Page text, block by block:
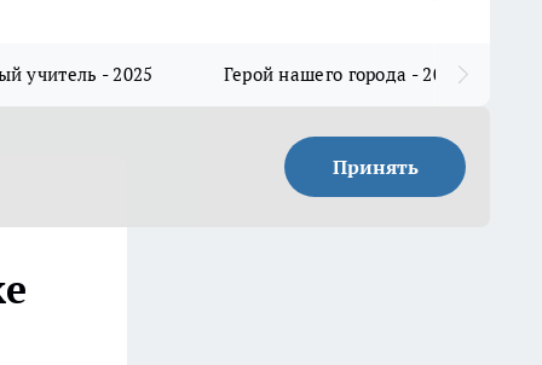
учитель - 2025 Герой нашего города - 2025
Принять